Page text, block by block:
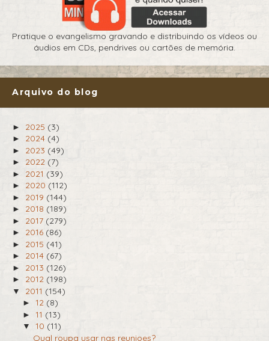
Pratique o evangelismo gravando e distribuindo os vídeos ou
áudios em CDs, pendrives ou cartões de memória.
Arquivo do blog
► 2025 (3)
► 2024 (4)
► 2023 (49)
► 2022 (7)
► 2021 (39)
► 2020 (112)
► 2019 (144)
► 2018 (189)
► 2017 (279)
► 2016 (86)
► 2015 (41)
► 2014 (67)
► 2013 (126)
► 2012 (198)
▼ 2011 (154)
► 12 (8)
► 11 (13)
▼ 10 (11)
Qual roupa usar nas reunioes?